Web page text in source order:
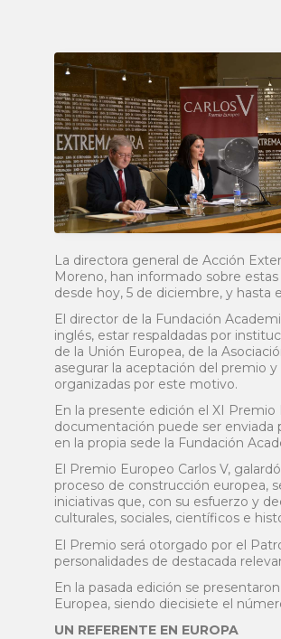
La directora general de Acción
Moreno, han informado sobre
desde hoy, 5 de diciembre, y hasta
El director de la Fundación
inglés, estar respaldadas por
de la Unión Europea, de la
asegurar la aceptación del premio
organizadas por este motivo.
En la presente edición el XI
documentación puede ser enviada
en la propia sede la Fundación
El Premio Europeo Carlos V,
proceso de construcción europea,
iniciativas que, con su esfuerzo y
culturales, sociales, científicos e
El Premio será otorgado por el
personalidades de destacada
En la pasada edición se
Europea, siendo diecisiete el
UN REFERENTE EN EUROPA